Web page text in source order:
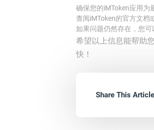
确保您的iMToken应用为
查阅iMToken的官方文档
如果问题仍然存在，您可
希望以上信息能帮助
快！
Share This Article